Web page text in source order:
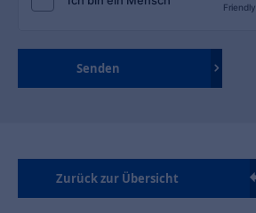
Senden
Zurück zur Übersicht